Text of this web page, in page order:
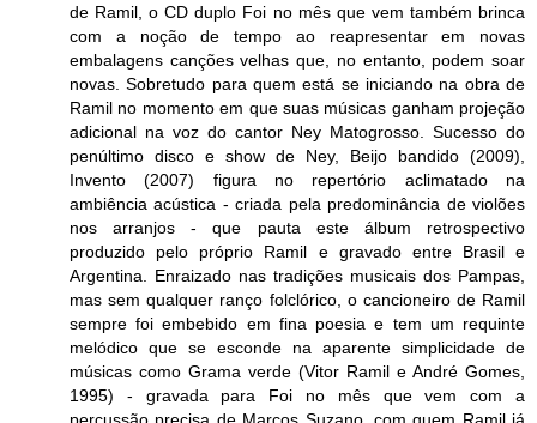
de Ramil, o CD duplo Foi no mês que vem também brinca
com a noção de tempo ao reapresentar em novas
embalagens canções velhas que, no entanto, podem soar
novas. Sobretudo para quem está se iniciando na obra de
Ramil no momento em que suas músicas ganham projeção
adicional na voz do cantor Ney Matogrosso. Sucesso do
penúltimo disco e show de Ney, Beijo bandido (2009),
Invento (2007) figura no repertório aclimatado na
ambiência acústica - criada pela predominância de violões
nos arranjos - que pauta este álbum retrospectivo
produzido pelo próprio Ramil e gravado entre Brasil e
Argentina. Enraizado nas tradições musicais dos Pampas,
mas sem qualquer ranço folclórico, o cancioneiro de Ramil
sempre foi embebido em fina poesia e tem um requinte
melódico que se esconde na aparente simplicidade de
músicas como Grama verde (Vitor Ramil e André Gomes,
1995) - gravada para Foi no mês que vem com a